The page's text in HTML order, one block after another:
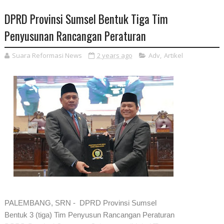
DPRD Provinsi Sumsel Bentuk Tiga Tim
Penyusunan Rancangan Peraturan
Suara Reformasi News 2 years ago Adv, Artikel
PALEMBANG, SRN - DPRD Provinsi Sumsel
Bentuk 3 (tiga) Tim Penyusun Rancangan Peraturan